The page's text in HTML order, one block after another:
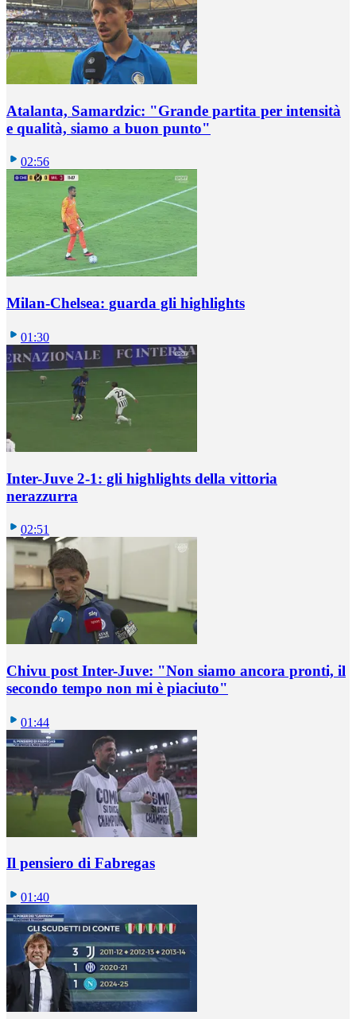
Atalanta, Samardzic: "Grande partita per intensità
e qualità, siamo a buon punto"
02:56
Milan-Chelsea: guarda gli highlights
01:30
Inter-Juve 2-1: gli highlights della vittoria
nerazzurra
02:51
Chivu post Inter-Juve: "Non siamo ancora pronti, il
secondo tempo non mi è piaciuto"
01:44
Il pensiero di Fabregas
01:40